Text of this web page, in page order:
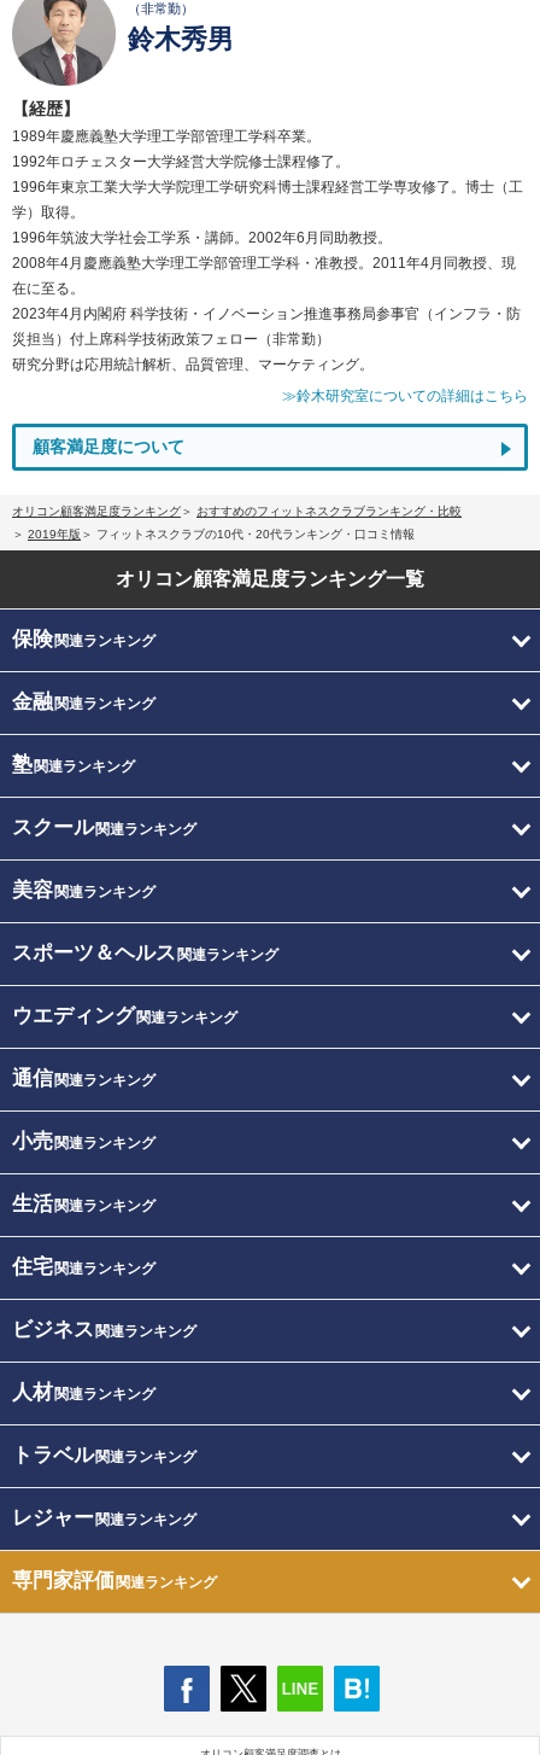
（非常勤）
鈴木秀男
【経歴】
1989年慶應義塾大学理工学部管理工学科卒業。
1992年ロチェスター大学経営大学院修士課程修了。
1996年東京工業大学大学院理工学研究科博士課程経営工学専攻修了。博士（工
学）取得。
1996年筑波大学社会工学系・講師。2002年6月同助教授。
2008年4月慶應義塾大学理工学部管理工学科・准教授。2011年4月同教授、現
在に至る。
2023年4月内閣府 科学技術・イノベーション推進事務局参事官（インフラ・防
災担当）付上席科学技術政策フェロー（非常勤）
研究分野は応用統計解析、品質管理、マーケティング。
≫鈴木研究室についての詳細はこちら
顧客満足度について
オリコン顧客満足度ランキング
おすすめのフィットネスクラブランキング・比較
2019年版
フィットネスクラブの10代・20代ランキング・口コミ情報
オリコン顧客満足度ランキング一覧
保険関連ランキング
金融関連ランキング
塾関連ランキング
スクール関連ランキング
美容関連ランキング
スポーツ＆ヘルス 関連ランキング
ウエディング関連ランキング
通信関連ランキング
小売関連ランキング
生活関連ランキング
住宅関連ランキング
ビジネス 関連ランキング
人材関連ランキング
トラベル関連ランキング
レジャー関連ランキング
専門家評価関連ランキング